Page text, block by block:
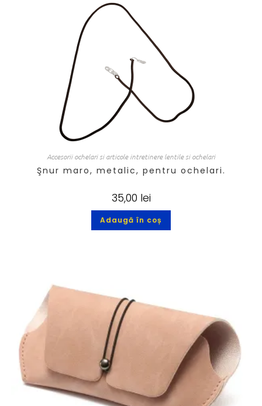
Accesorii ochelari si articole intretinere lentile si ochelari
Şnur maro, metalic, pentru ochelari.
35,00 lei
Adaugă în coș